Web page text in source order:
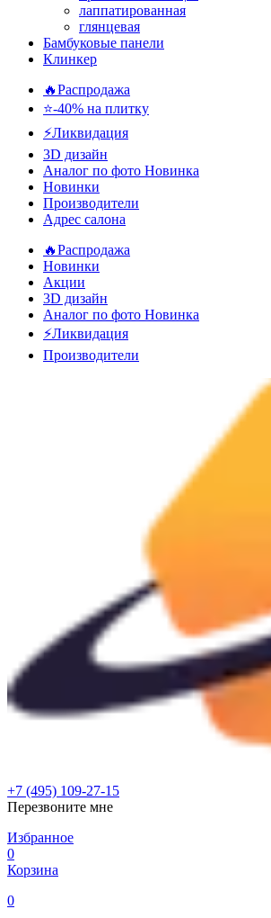
лаппатированная
глянцевая
Бамбуковые панели
Клинкер
🔥Распродажа
⭐-40% на плитку
⚡️Ликвидация
3D дизайн
Аналог по фото Новинка
Новинки
Производители
Адрес салона
🔥Распродажа
Новинки
Акции
3D дизайн
Аналог по фото Новинка
⚡Ликвидация
Производители
+7 (495) 109-27-15
Перезвоните мне
Избранное
0
Корзина
0